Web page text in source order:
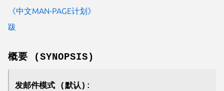
《中文MAN-PAGE计划》
跋
概要 (SYNOPSIS)
发邮件模式 (默认):